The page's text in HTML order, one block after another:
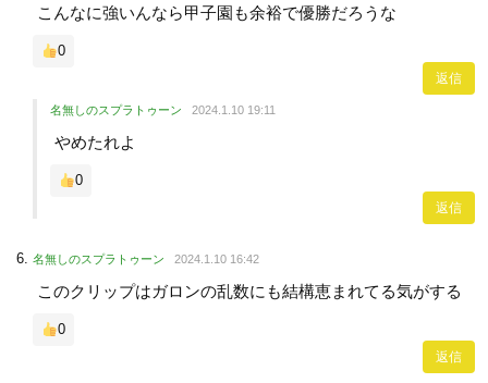
こんなに強いんなら甲子園も余裕で優勝だろうな
0
返信
名無しのスプラトゥーン 2024.1.10 19:11
やめたれよ
0
返信
名無しのスプラトゥーン 2024.1.10 16:42
このクリップはガロンの乱数にも結構恵まれてる気がする
0
返信